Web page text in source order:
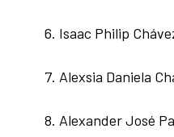
Isaac Philip
Alexsia Daniela
Alexander José